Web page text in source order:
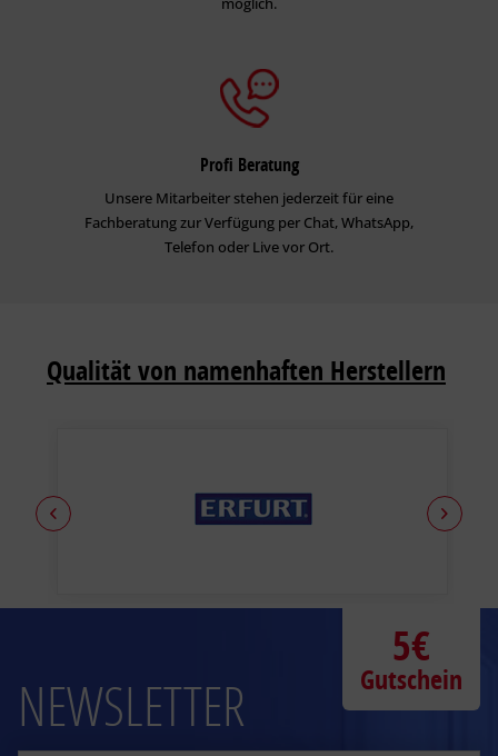
Profi Beratung
Unsere Mitarbeiter stehen jederzeit für eine
Fachberatung zur Verfügung per Chat, WhatsApp,
Telefon oder Live vor Ort.
Qualität von namenhaften Herstellern
NEWSLETTER
5€
Gutschein